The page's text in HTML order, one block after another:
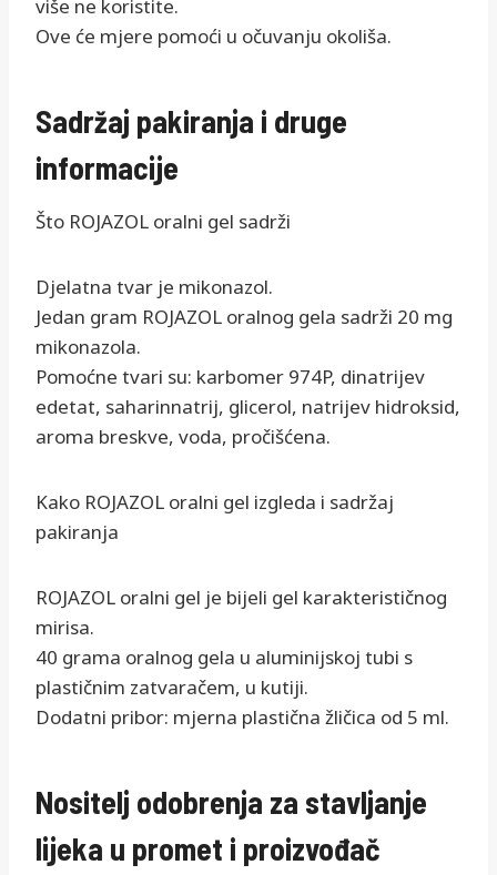
više ne koristite.
Ove će mjere pomoći u očuvanju okoliša.
Sadržaj pakiranja i druge
informacije
Što ROJAZOL oralni gel sadrži
Djelatna tvar je mikonazol.
Jedan gram ROJAZOL oralnog gela sadrži 20 mg
mikonazola.
Pomoćne tvari su: karbomer 974P, dinatrijev
edetat, saharinnatrij, glicerol, natrijev hidroksid,
aroma breskve, voda, pročišćena.
Kako ROJAZOL oralni gel izgleda i sadržaj
pakiranja
ROJAZOL oralni gel je bijeli gel karakterističnog
mirisa.
40 grama oralnog gela u aluminijskoj tubi s
plastičnim zatvaračem, u kutiji.
Dodatni pribor: mjerna plastična žličica od 5 ml.
Nositelj odobrenja za stavljanje
lijeka u promet i proizvođač